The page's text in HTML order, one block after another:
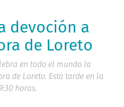
devoción a
de Loreto
en todo el mundo la
de Loreto. Esta tarde en la
horas.